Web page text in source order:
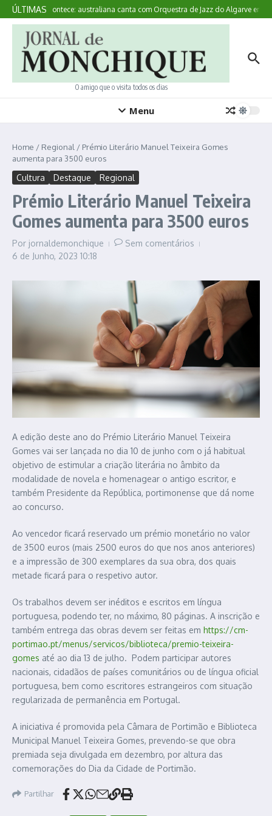
Ir para o conteúdo
ÚLTIMAS
Aqui Acontece: australiana canta com Orquestra de Jazz do Algarve em
O amigo que o visita todos os dias
Menu
Home / Regional / Prémio Literário Manuel Teixeira Gomes
aumenta para 3500 euros
Cultura Destaque Regional
Prémio Literário Manuel Teixeira
Gomes aumenta para 3500 euros
Por jornaldemonchique
Sem comentários
6 de Junho, 2023 10:18
A edição deste ano do Prémio Literário Manuel Teixeira
Gomes vai ser lançada no dia 10 de junho com o já habitual
objetivo de estimular a criação literária no âmbito da
modalidade de novela e homenagear o antigo escritor, e
também Presidente da República, portimonense que dá nome
ao concurso.
Ao vencedor ficará reservado um prémio monetário no valor
de 3500 euros (mais 2500 euros do que nos anos anteriores)
e a impressão de 300 exemplares da sua obra, dos quais
metade ficará para o respetivo autor.
Os trabalhos devem ser inéditos e escritos em língua
portuguesa, podendo ter, no máximo, 80 páginas. A inscrição e
também entrega das obras devem ser feitas em https://cm-
portimao.pt/menus/servicos/biblioteca/premio-teixeira-
gomes até ao dia 13 de julho. Podem participar autores
nacionais, cidadãos de países comunitários ou de língua oficial
portuguesa, bem como escritores estrangeiros com situação
regularizada de permanência em Portugal.
A iniciativa é promovida pela Câmara de Portimão e Biblioteca
Municipal Manuel Teixeira Gomes, prevendo-se que obra
premiada seja divulgada em dezembro, por altura das
comemorações do Dia da Cidade de Portimão.
Partilhar